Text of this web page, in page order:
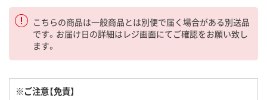
こちらの商品は一般商品とは別便で届く場合がある別送品
です。お届け日の詳細はレジ画面にてご確認をお願い致し
ます。
※ご注意【免責】